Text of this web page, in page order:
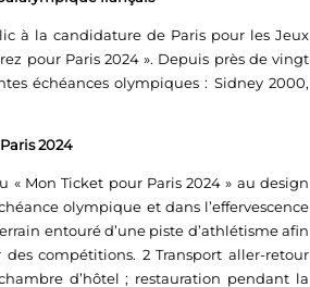
à la candidature de Paris pour les Jeux
pour Paris 2024 ». Depuis près de vingt
échéances olympiques : Sidney 2000,
2024
Mon Ticket pour Paris 2024 » au design
olympique et dans l’effervescence
entouré d’une piste d’athlétisme afin
compétitions. 2 Transport aller-retour
d’hôtel ; restauration pendant la